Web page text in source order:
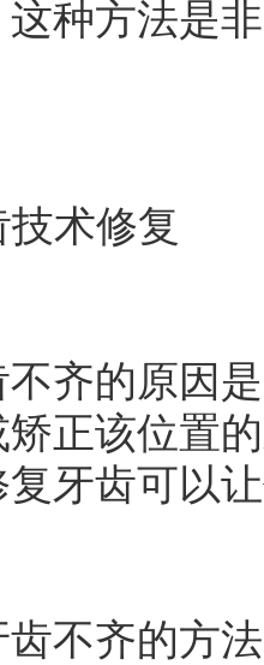
种方法是
术修复
的原因是
正该位置
牙齿可以
齐的方法